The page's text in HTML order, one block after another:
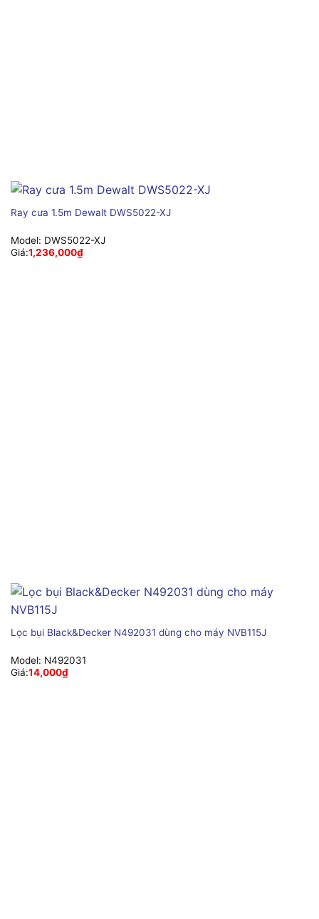
Ray cưa 1.5m Dewalt DWS5022-XJ
Model: DWS5022-XJ
Giá:1,236,000₫
Lọc bụi Black&Decker N492031 dùng cho máy NVB115J
Model: N492031
Giá:14,000₫